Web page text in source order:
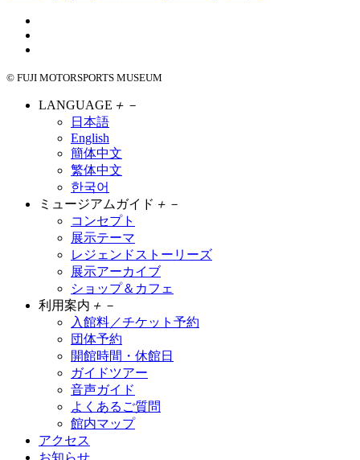
© FUJI MOTORSPORTS MUSEUM
LANGUAGE ＋ －
日本語
English
簡体中文
繁体中文
한국어
ミュージアムガイド ＋ －
コンセプト
展示テーマ
レジェンドストーリーズ
展示アーカイブ
ショップ＆カフェ
利用案内 ＋ －
入館料／チケット予約
団体予約
開館時間・休館日
ガイドツアー
音声ガイド
よくあるご質問
館内マップ
アクセス